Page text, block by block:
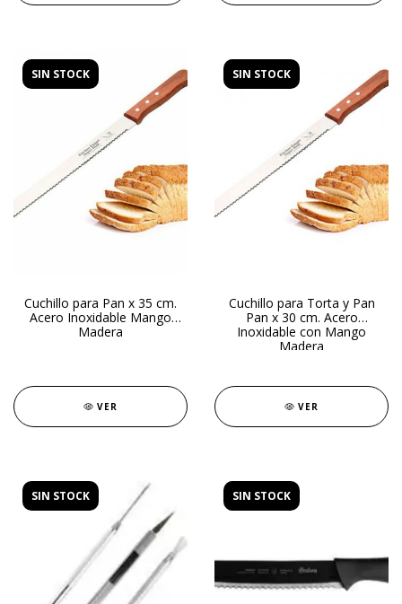
SIN STOCK
Cuchillo para Pan x 35 cm.
Acero Inoxidable Mango
Madera
VER
SIN STOCK
Cuchillo para Torta y Pan
Pan x 30 cm. Acero
Inoxidable con Mango
Madera
VER
SIN STOCK SIN STOCK